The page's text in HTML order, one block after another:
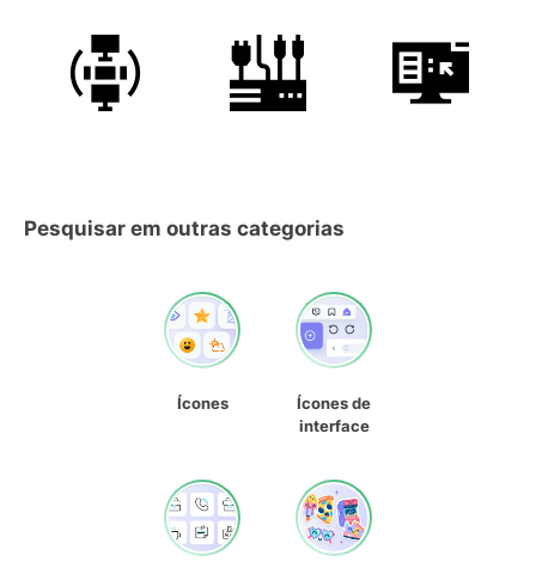
Pesquisar em outras categorias
Ícones
Ícones de
interface